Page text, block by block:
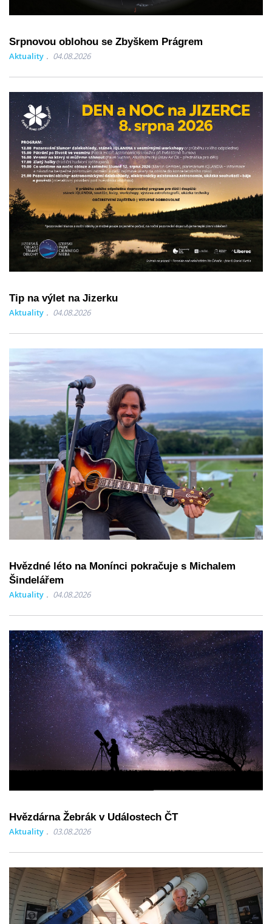
Srpnovou oblohou se Zbyškem Prágrem
Aktuality 04.08.2026
Tip na výlet na Jizerku
Aktuality 04.08.2026
Hvězdné léto na Monínci pokračuje s Michalem
Šindelářem
Aktuality 04.08.2026
Hvězdárna Žebrák v Událostech ČT
Aktuality 03.08.2026